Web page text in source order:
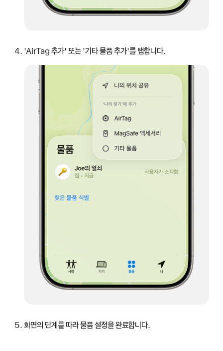
'AirTag 추가' 또는 '기타 물품 추가'를 탭합니다.
화면의 단계를 따라 물품 설정을 완료합니다.